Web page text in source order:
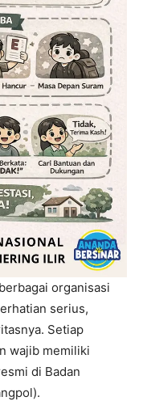
organisasi
serius,
Setiap
wajib memiliki
di Badan